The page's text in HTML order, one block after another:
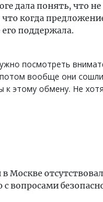
дала понять, что не
когда
поддержала.
посмотреть
вообще они
к этому обмену. Не
Москве
вопросами